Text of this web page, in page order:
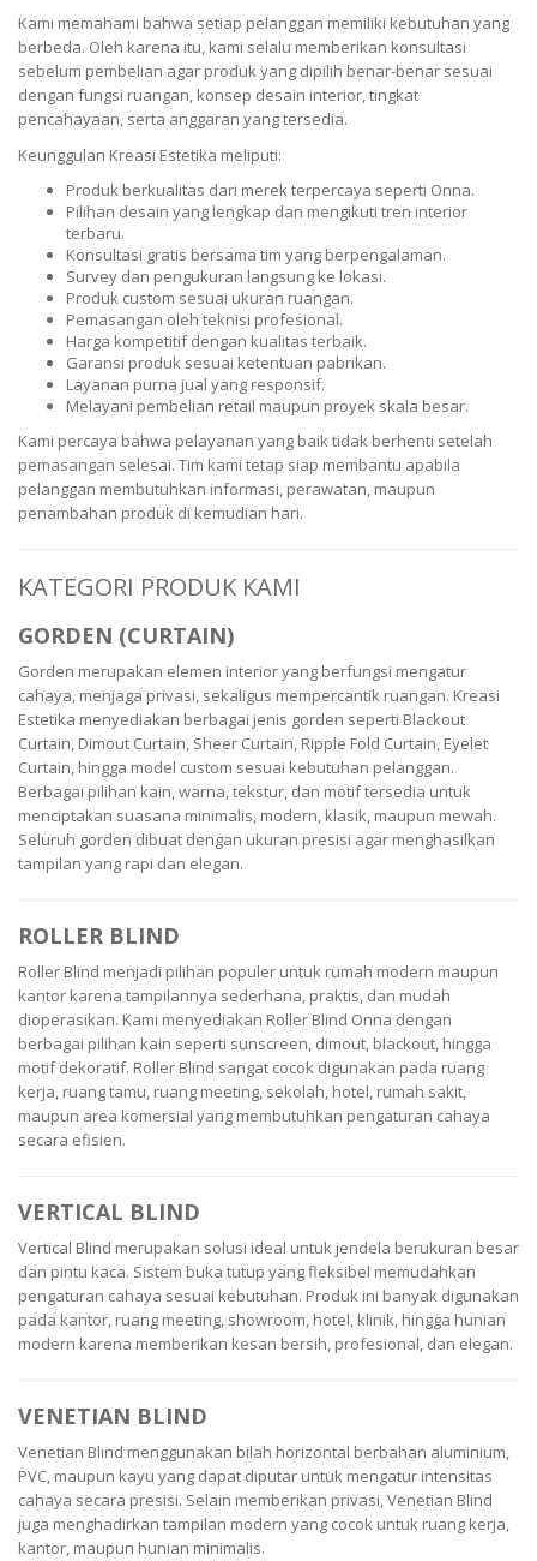
Kami memahami bahwa setiap pelanggan memiliki kebutuhan yang
berbeda. Oleh karena itu, kami selalu memberikan konsultasi
sebelum pembelian agar produk yang dipilih benar-benar sesuai
dengan fungsi ruangan, konsep desain interior, tingkat
pencahayaan, serta anggaran yang tersedia.
Keunggulan Kreasi Estetika meliputi:
Produk berkualitas dari merek terpercaya seperti Onna.
Pilihan desain yang lengkap dan mengikuti tren interior
terbaru.
Konsultasi gratis bersama tim yang berpengalaman.
Survey dan pengukuran langsung ke lokasi.
Produk custom sesuai ukuran ruangan.
Pemasangan oleh teknisi profesional.
Harga kompetitif dengan kualitas terbaik.
Garansi produk sesuai ketentuan pabrikan.
Layanan purna jual yang responsif.
Melayani pembelian retail maupun proyek skala besar.
Kami percaya bahwa pelayanan yang baik tidak berhenti setelah
pemasangan selesai. Tim kami tetap siap membantu apabila
pelanggan membutuhkan informasi, perawatan, maupun
penambahan produk di kemudian hari.
KATEGORI PRODUK KAMI
GORDEN (CURTAIN)
Gorden merupakan elemen interior yang berfungsi mengatur
cahaya, menjaga privasi, sekaligus mempercantik ruangan. Kreasi
Estetika menyediakan berbagai jenis gorden seperti Blackout
Curtain, Dimout Curtain, Sheer Curtain, Ripple Fold Curtain, Eyelet
Curtain, hingga model custom sesuai kebutuhan pelanggan.
Berbagai pilihan kain, warna, tekstur, dan motif tersedia untuk
menciptakan suasana minimalis, modern, klasik, maupun mewah.
Seluruh gorden dibuat dengan ukuran presisi agar menghasilkan
tampilan yang rapi dan elegan.
ROLLER BLIND
Roller Blind menjadi pilihan populer untuk rumah modern maupun
kantor karena tampilannya sederhana, praktis, dan mudah
dioperasikan. Kami menyediakan Roller Blind Onna dengan
berbagai pilihan kain seperti sunscreen, dimout, blackout, hingga
motif dekoratif. Roller Blind sangat cocok digunakan pada ruang
kerja, ruang tamu, ruang meeting, sekolah, hotel, rumah sakit,
maupun area komersial yang membutuhkan pengaturan cahaya
secara efisien.
VERTICAL BLIND
Vertical Blind merupakan solusi ideal untuk jendela berukuran besar
dan pintu kaca. Sistem buka tutup yang fleksibel memudahkan
pengaturan cahaya sesuai kebutuhan. Produk ini banyak digunakan
pada kantor, ruang meeting, showroom, hotel, klinik, hingga hunian
modern karena memberikan kesan bersih, profesional, dan elegan.
VENETIAN BLIND
Venetian Blind menggunakan bilah horizontal berbahan aluminium,
PVC, maupun kayu yang dapat diputar untuk mengatur intensitas
cahaya secara presisi. Selain memberikan privasi, Venetian Blind
juga menghadirkan tampilan modern yang cocok untuk ruang kerja,
kantor, maupun hunian minimalis.